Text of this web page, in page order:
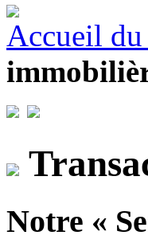
Accueil
Notre «